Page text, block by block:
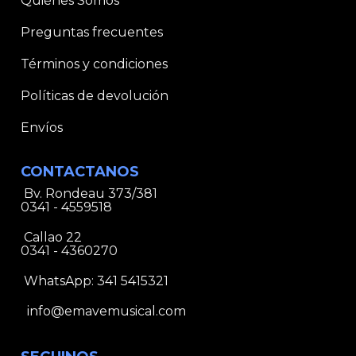
Preguntas frecuentes
Términos y condiciones
Políticas de devolución
Envíos
CONTACTANOS
Bv. Rondeau 373/381
0341 - 4559518
Callao 22
0341 - 4360270
WhatsApp: 341 5415321
info@emavemusical.com